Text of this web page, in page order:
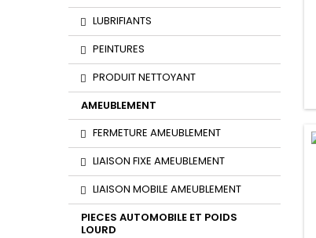
LUBRIFIANTS
PEINTURES
PRODUIT NETTOYANT
AMEUBLEMENT
FERMETURE AMEUBLEMENT
LIAISON FIXE AMEUBLEMENT
LIAISON MOBILE AMEUBLEMENT
PIECES AUTOMOBILE ET POIDS
LOURD